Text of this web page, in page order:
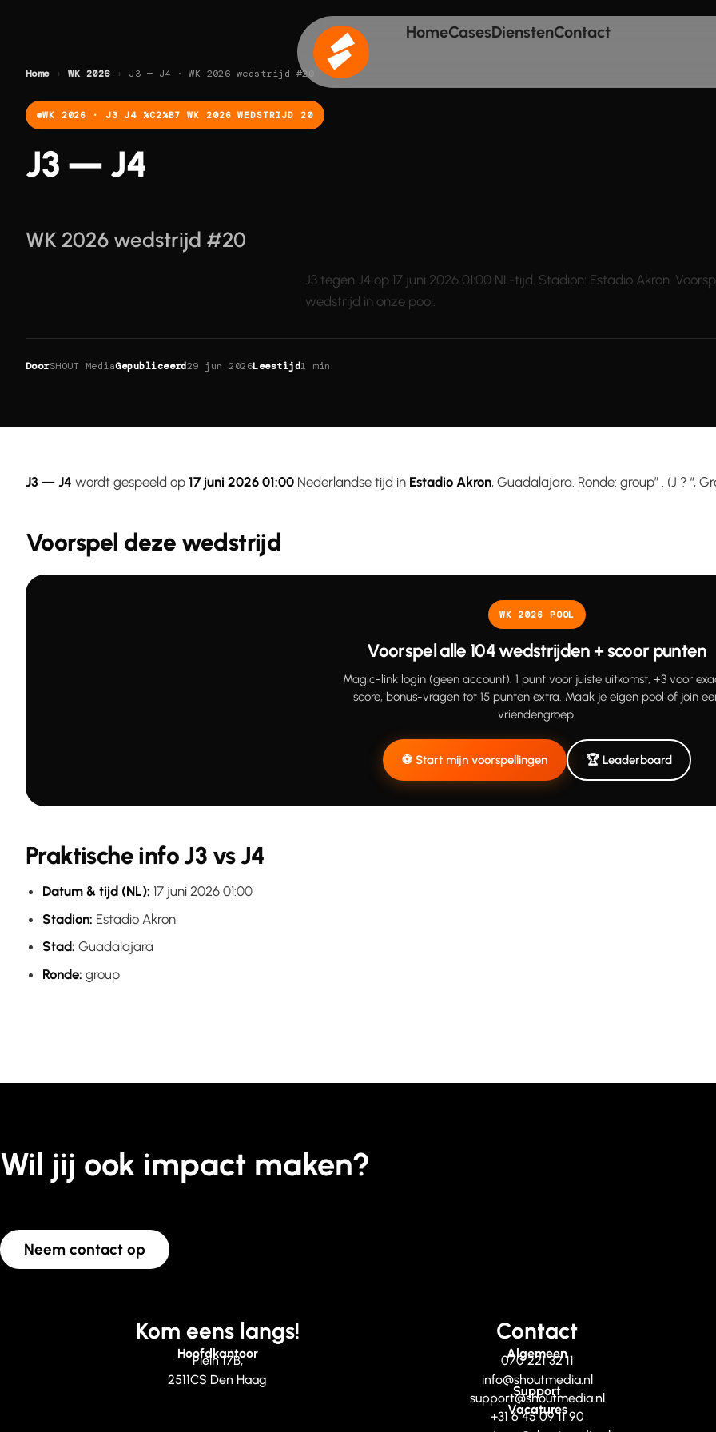
inhoud
HomeCasesDienstenContact
Home › WK 2026 › J3 — J4 · WK 2026 wedstrijd #20
WK 2026 · J3 J4 %C2%B7 WK 2026 WEDSTRIJD 20
J3 — J4
WK 2026 wedstrijd #20
J3 tegen J4 op 17 juni 2026 01:00 NL-tijd. Stadion: Estadio Akron.
wedstrijd in onze pool.
DoorSHOUT MediaGepubliceerd29 jun 2026Leestijd1 min
J3 — J4 wordt gespeeld op 17 juni 2026 01:00 Nederlandse tijd in Estadio Akron, Guadalajara. Ronde: group” . (J ? “,
Voorspel deze wedstrijd
WK 2026 POOL
Voorspel alle 104 wedstrijden + scoor punten
Magic-link login (geen account). 1 punt voor juiste uitkomst, +3 voor
score, bonus-vragen tot 15 punten extra. Maak je eigen pool of join
vriendengroep.
⚽ Start mijn voorspellingen 🏆 Leaderboard
Praktische info J3 vs J4
Datum & tijd (NL): 17 juni 2026 01:00
Stadion: Estadio Akron
Stad: Guadalajara
Ronde: group
Wil jij ook impact maken?
Neem contact op
Kom eens langs!
Hoofdkantoor
Plein 17B,
2511CS Den Haag
Contact
Algemeen
070 221 32 11
info@shoutmedia.nl
Support
support@shoutmedia.nl
Vacatures
+31 6 45 09 11 90